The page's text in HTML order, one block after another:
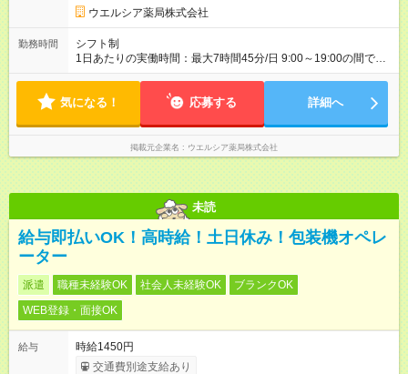
ウエルシア薬局株式会社
勤務時間
シフト制
1日あたりの実働時間：最大7時間45分/日 9:00～19:00の間で1
日7.75時間の勤務 ☆週5日の勤務 ※勤務曜日応相談
気になる！ 応募する 詳細へ
掲載元企業名 ウエルシア薬局株式会社
未読
給与即払いOK！高時給！土日休み！包装機オペレ
ーター
派遣 職種未経験OK 社会人未経験OK
ブランクOK
WEB登録・面接OK
給与
時給1450円
交通費別途支給あり